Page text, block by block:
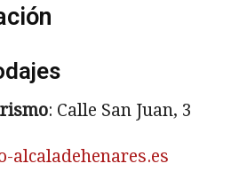
: Calle San Juan, 3
alcaladehenares.es